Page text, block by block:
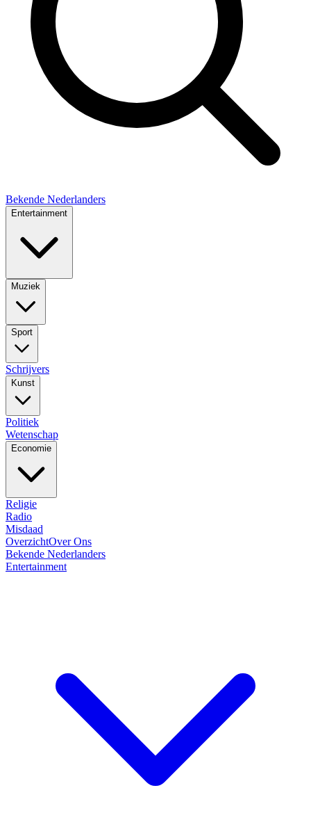
Bekende Nederlanders
Entertainment
Muziek
Sport
Schrijvers
Kunst
Politiek
Wetenschap
Economie
Religie
Radio
Misdaad
OverzichtOver Ons
Bekende Nederlanders
Entertainment